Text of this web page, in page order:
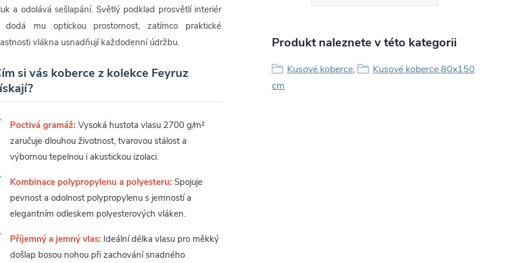
a odolává sešlapání. Světlý podklad prosvětlí interiér
dodá mu optickou prostornost, zatímco praktické
vlákna usnadňují každodenní údržbu.
si vás koberce z kolekce Feyruz
Poctivá gramáž: Vysoká hustota vlasu 2700 g/m²
zaručuje dlouhou životnost, tvarovou stálost a
výbornou tepelnou i akustickou izolaci.
Kombinace polypropylenu a polyesteru: Spojuje
pevnost a odolnost polypropylenu s jemností a
elegantním odleskem polyesterových vláken.
Příjemný a jemný vlas: Ideální délka vlasu pro měkký
došlap bosou nohou při zachování snadného
Produkt naleznete v této kategorii
Kusové koberce,
Kusové koberce 80x150
cm